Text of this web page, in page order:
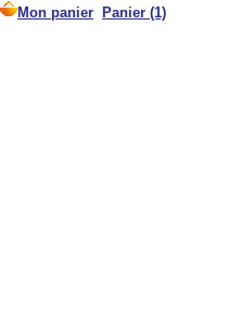
Mon panier Panier (1)